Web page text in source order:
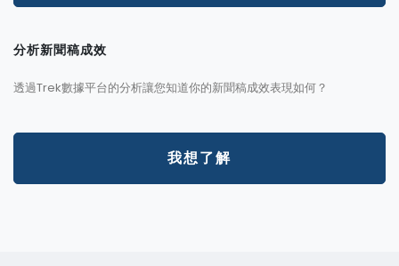
分析新聞稿成效
透過Trek數據平台的分析讓您知道你的新聞稿成效表現如何？
我想了解